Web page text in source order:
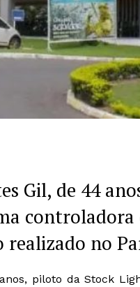
Gil, de 44
controladora
no
piloto da Stock